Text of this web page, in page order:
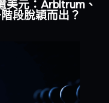
美元：Arbitrum、
段脫穎而出？